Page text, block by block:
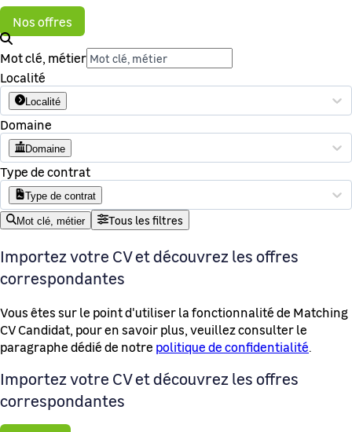
Nos offres
Mot clé, métier
Localité
Localité
Domaine
Domaine
Type de contrat
Type de contrat
Mot clé, métier Tous les filtres
Importez votre CV et découvrez les offres
correspondantes
Vous êtes sur le point d'utiliser la fonctionnalité de Matching
CV Candidat, pour en savoir plus, veuillez consulter le
paragraphe dédié de notre politique de confidentialité.
Importez votre CV et découvrez les offres
correspondantes